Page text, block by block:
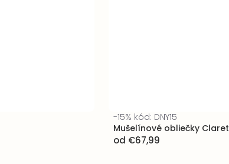
-15% kód: DNY15
Mušelínové obliečky Claret
od €67,99